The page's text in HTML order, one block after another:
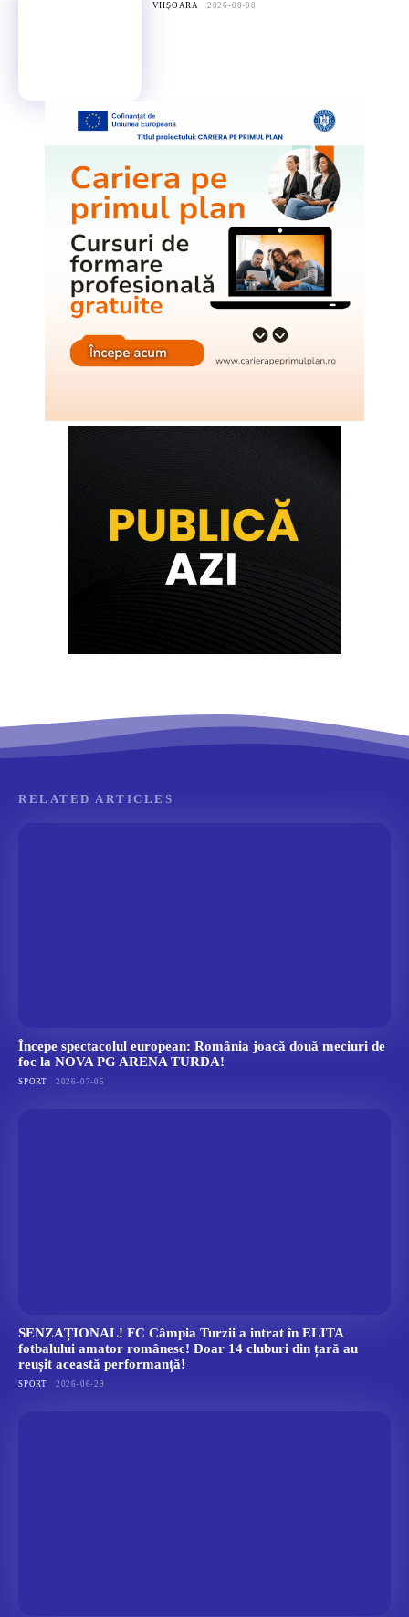
VIIȘOARA 2026-08-08
RELATED ARTICLES
Începe spectacolul european: România joacă două meciuri de
foc la NOVA PG ARENA TURDA!
SPORT 2026-07-05
SENZAȚIONAL! FC Câmpia Turzii a intrat în ELITA
fotbalului amator românesc! Doar 14 cluburi din țară au
reușit această performanță!
SPORT 2026-06-29